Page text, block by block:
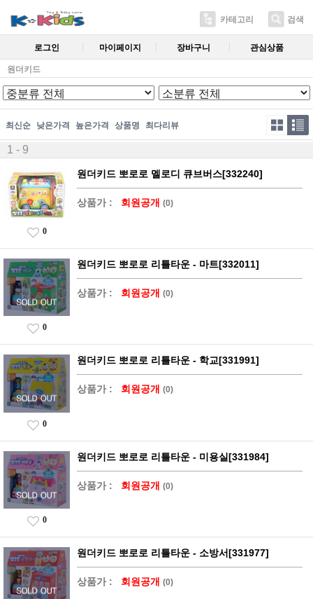
카테고리 검색
로그인 마이페이지 장바구니 관심상품
원더키드
최신순 낮은가격 높은가격 상품명 최다리뷰
1 - 9
원더키드 뽀로로 멜로디 큐브버스[332240]
상품가 : 회원공개 (0)
0
원더키드 뽀로로 리틀타운 - 마트[332011]
상품가 : 회원공개 (0)
0
원더키드 뽀로로 리틀타운 - 학교[331991]
상품가 : 회원공개 (0)
0
원더키드 뽀로로 리틀타운 - 미용실[331984]
상품가 : 회원공개 (0)
0
원더키드 뽀로로 리틀타운 - 소방서[331977]
상품가 : 회원공개 (0)